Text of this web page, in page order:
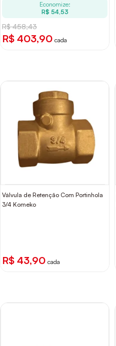
Economize:
R$ 54,53
R$ 458,43
R$ 403,90 cada
Válvula de Retenção Com Portinhola
3/4 Komeko
R$ 43,90 cada